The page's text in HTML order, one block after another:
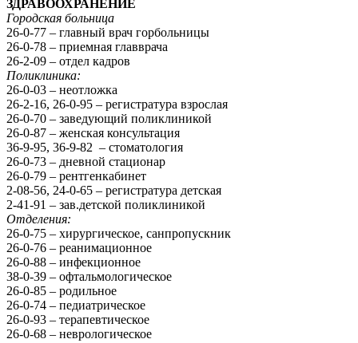
ЗДРАВООХРАНЕНИЕ
Городская больница
26-0-77 – главный врач горбольницы
26-0-78 – приемная главврача
26-2-09 – отдел кадров
Поликлиника:
26-0-03 – неотложка
26-2-16, 26-0-95 – регистратура взрослая
26-0-70 – заведующий поликлиникой
26-0-87 – женская консультация
36-9-95, 36-9-82 – стоматология
26-0-73 – дневной стационар
26-0-79 – рентгенкабинет
2-08-56, 24-0-65 – регистратура детская
2-41-91 – зав.детской поликлиникой
Отделения:
26-0-75 – хирургическое, санпропускник
26-0-76 – реанимационное
26-0-88 – инфекционное
38-0-39 – офтальмологическое
26-0-85 – родильное
26-0-74 – педиатрическое
26-0-93 – терапевтическое
26-0-68 – неврологическое